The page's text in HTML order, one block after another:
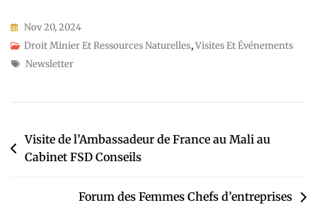
Nov 20, 2024
Droit Minier Et Ressources Naturelles,Visites Et Événements
Newsletter
Visite de l’Ambassadeur de France au Mali au
Cabinet FSD Conseils
Forum des Femmes Chefs d’entreprises